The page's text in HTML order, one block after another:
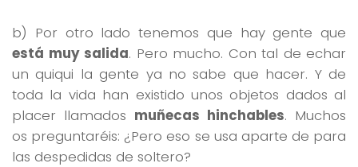
b) Por otro lado tenemos que hay gente que
está muy salida. Pero mucho. Con tal de echar
un quiqui la gente ya no sabe que hacer. Y de
toda la vida han existido unos objetos dados al
placer llamados muñecas hinchables. Muchos
os preguntaréis: ¿Pero eso se usa aparte de para
las despedidas de soltero?